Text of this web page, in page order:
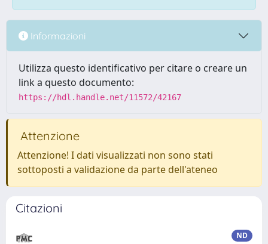
Informazioni
Utilizza questo identificativo per citare o creare un
link a questo documento:
https://hdl.handle.net/11572/42167
Attenzione
Attenzione! I dati visualizzati non sono stati
sottoposti a validazione da parte dell'ateneo
Citazioni
ND